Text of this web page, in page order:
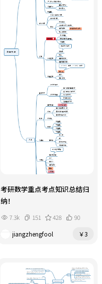
考研数学重点考点知识总结归
纳！
7.3k 151 428
90
jiangzhengfool
￥3